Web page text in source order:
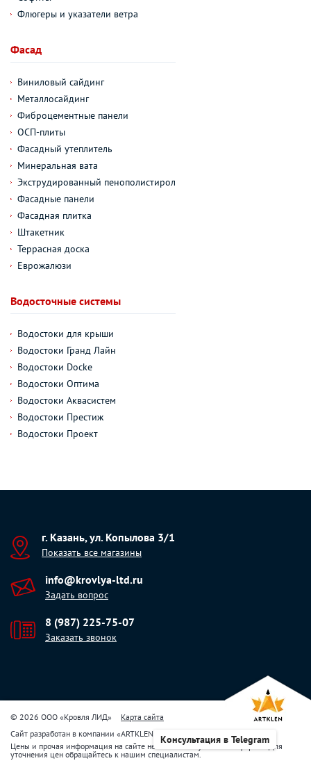
Флюгеры и указатели ветра
Фасад
Виниловый сайдинг
Металлосайдинг
Фиброцементные панели
ОСП-плиты
Фасадный утеплитель
Минеральная вата
Экструдированный пенополистирол
Фасадные панели
Фасадная плитка
Штакетник
Террасная доска
Еврожалюзи
Водосточные системы
Водостоки для крыши
Водостоки Гранд Лайн
Водостоки Docke
Водостоки Оптима
Водостоки Аквасистем
Водостоки Престиж
Водостоки Проект
г. Казань, ул. Копылова 3/1
Показать все магазины
info@krovlya-ltd.ru
Задать вопрос
8 (987) 225-75-07
Заказать звонок
© 2026 ООО «Кровля ЛИД»
Карта сайта
Сайт разработан в компании «ARTKLEN
Цены и прочая информация на сайте не являются публичной офертой. Для
уточнения цен обращайтесь к нашим специалистам.
Консультация в Telegram